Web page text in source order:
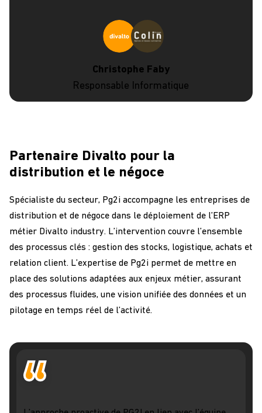
Christophe Faby
Responsable Informatique
Partenaire Divalto pour la
distribution et le négoce
Spécialiste du secteur, Pg2i accompagne les entreprises de
distribution et de négoce dans le déploiement de l’ERP
métier Divalto industry. L’intervention couvre l’ensemble
des processus clés : gestion des stocks, logistique, achats et
relation client. L’expertise de Pg2i permet de mettre en
place des solutions adaptées aux enjeux métier, assurant
des processus fluides, une vision unifiée des données et un
pilotage en temps réel de l’activité.